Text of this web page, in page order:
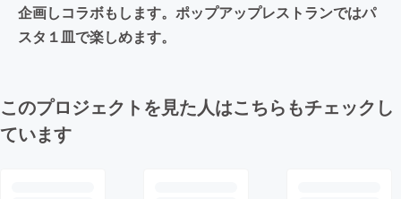
企画しコラボもします。ポップアップレストランではパ
スタ１皿で楽しめます。
このプロジェクトを見た人はこちらもチェックし
ています